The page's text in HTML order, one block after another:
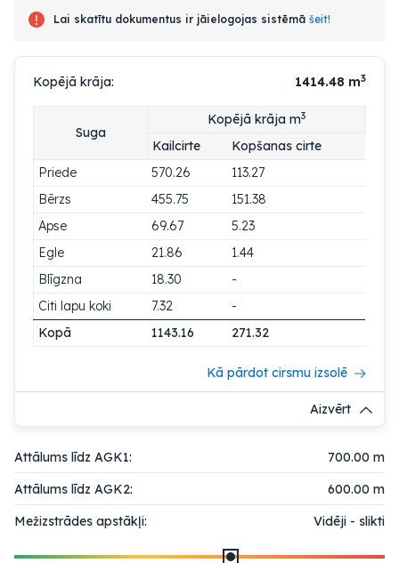
Lai skatītu dokumentus ir jāielogojas sistēmā šeit!
Kopējā krāja: 1414.48 m3
Suga
Kopējā krāja m3
Kailcirte
Kopšanas cirte
Priede
570.26
113.27
Bērzs
455.75
151.38
Apse
69.67
5.23
Egle
21.86
1.44
Blīgzna
18.30
-
Citi lapu koki
7.32
-
Kopā
1143.16 271.32
Kā pārdot cirsmu izsolē
Aizvērt
Attālums līdz AGK1:
700.00 m
Attālums līdz AGK2:
600.00 m
Mežizstrādes apstākļi:
Vidēji - slikti